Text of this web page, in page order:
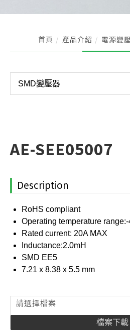
首頁 產品介紹 電源變
AE-SEE05007
Description
RoHS compliant
Operating temperature range:-
Rated current: 20A MAX
Inductance:2.0mH
SMD EE5
7.21 x 8.38 x 5.5 mm
請選擇檔案
檔案下載